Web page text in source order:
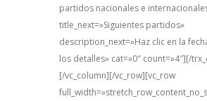
partidos nacionales e
title_next=»Siguientes partidos»
description_next=»Haz clic en la
los detalles» cat=»0″ count=»4″][/
[/vc_column][/vc_row][vc_row